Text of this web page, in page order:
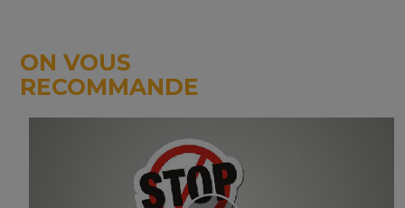
ON VOUS
RECOMMANDE